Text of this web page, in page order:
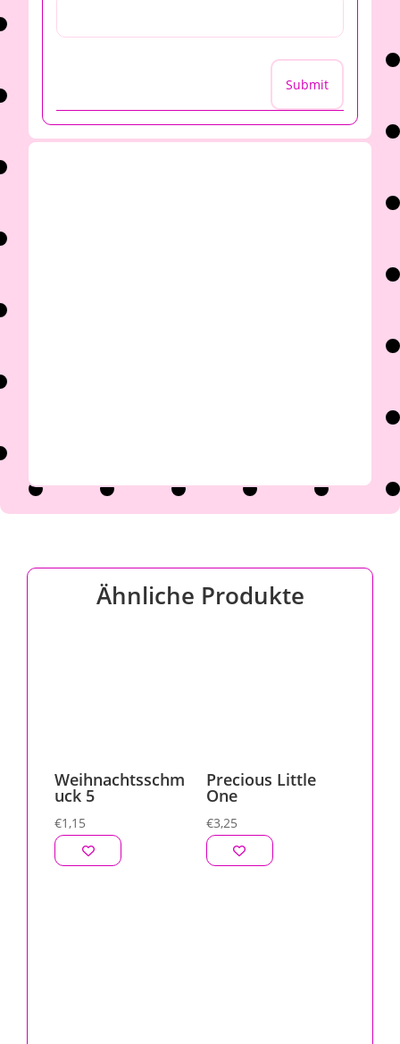
Submit
Ähnliche Produkte
Weihnachtsschm
uck 5
€1,15
Precious Little
One
€3,25